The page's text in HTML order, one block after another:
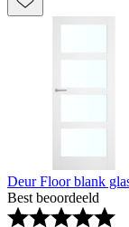
Deur Floor blank
Best beoordeeld